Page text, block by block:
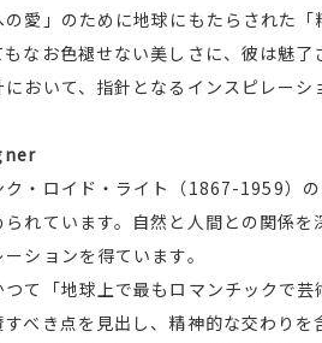
の愛」のために地球にもたらされた
もなお色褪せない美しさに、彼は魅
において、指針となるインスピレーシ
ク・ロイド・ライト（1867-1959）
られています。自然と人間との関係
ションを得ています。
つて「地球上で最もロマンチックで
すべき点を見出し、精神的な交わり